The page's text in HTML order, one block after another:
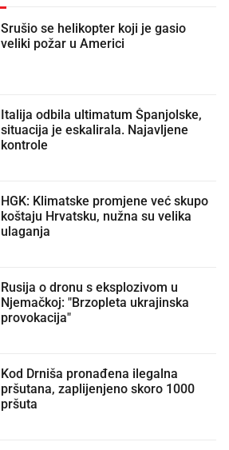
Srušio se helikopter koji je gasio
veliki požar u Americi
Italija odbila ultimatum Španjolske,
situacija je eskalirala. Najavljene
kontrole
HGK: Klimatske promjene već skupo
koštaju Hrvatsku, nužna su velika
ulaganja
Rusija o dronu s eksplozivom u
Njemačkoj: "Brzopleta ukrajinska
provokacija"
Kod Drniša pronađena ilegalna
pršutana, zaplijenjeno skoro 1000
pršuta